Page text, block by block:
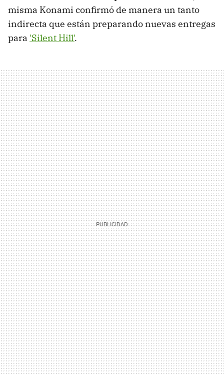
misma Konami confirmó de manera un tanto
indirecta que están preparando nuevas entregas
para 'Silent Hill'.